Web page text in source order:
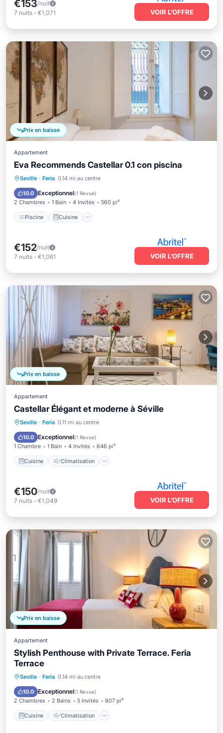
€153/nuit
7 nuits - €1,071 VOIR L’OFFRE
Prix en baisse
Appartement
Eva Recommends Castellar 0.1 con piscina
Seville · Feria 0.14 mi au centre
10.0 Exceptionnel(1 Revue)
2 Chambres 1 Bain 4 Invités 560 pi²
Piscine Cuisine
Piscine Cuisine
Internet
€152/nuit
7 nuits - €1,061 VOIR L’OFFRE
Prix en baisse
Appartement
Castellar Élégant et moderne à Séville
Seville · Feria 0.11 mi au centre
10.0 Exceptionnel(1 Revue)
1 Chambre 1 Bain 4 Invités 646 pi²
Cuisine Climatisation
Cuisine Climatisation
Blanchisserie
€150/nuit
7 nuits - €1,049 VOIR L’OFFRE
Prix en baisse
Appartement
Stylish Penthouse with Private Terrace. Feria
Terrace
Seville · Feria 0.14 mi au centre
10.0 Exceptionnel(1 Revue)
2 Chambres 2 Bains 5 Invités 807 pi²
Cuisine Climatisation
Cuisine Climatisation
Animaux acceptés